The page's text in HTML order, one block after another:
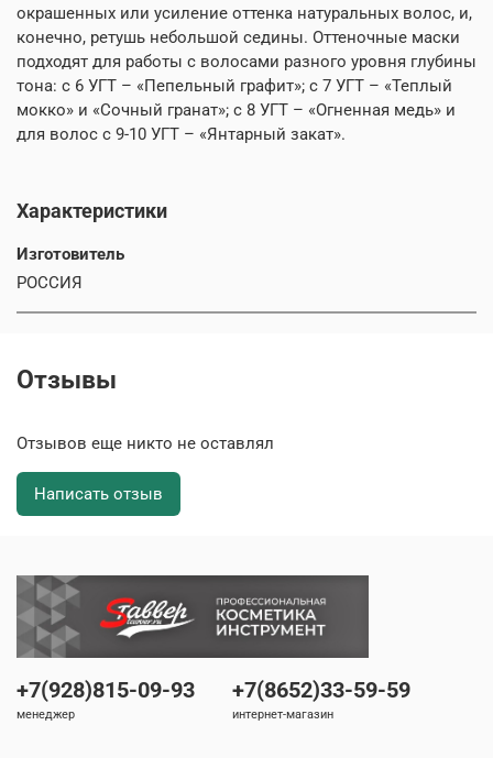
окрашенных или усиление оттенка натуральных волос, и,
конечно, ретушь небольшой седины. Оттеночные маски
подходят для работы с волосами разного уровня глубины
тона: с 6 УГТ – «Пепельный графит»; с 7 УГТ – «Теплый
мокко» и «Сочный гранат»; с 8 УГТ – «Огненная медь» и
для волос с 9-10 УГТ – «Янтарный закат».
Характеристики
Изготовитель
РОССИЯ
Отзывы
Отзывов еще никто не оставлял
Написать отзыв
+7(928)815-09-93
менеджер
+7(8652)33-59-59
интернет-магазин